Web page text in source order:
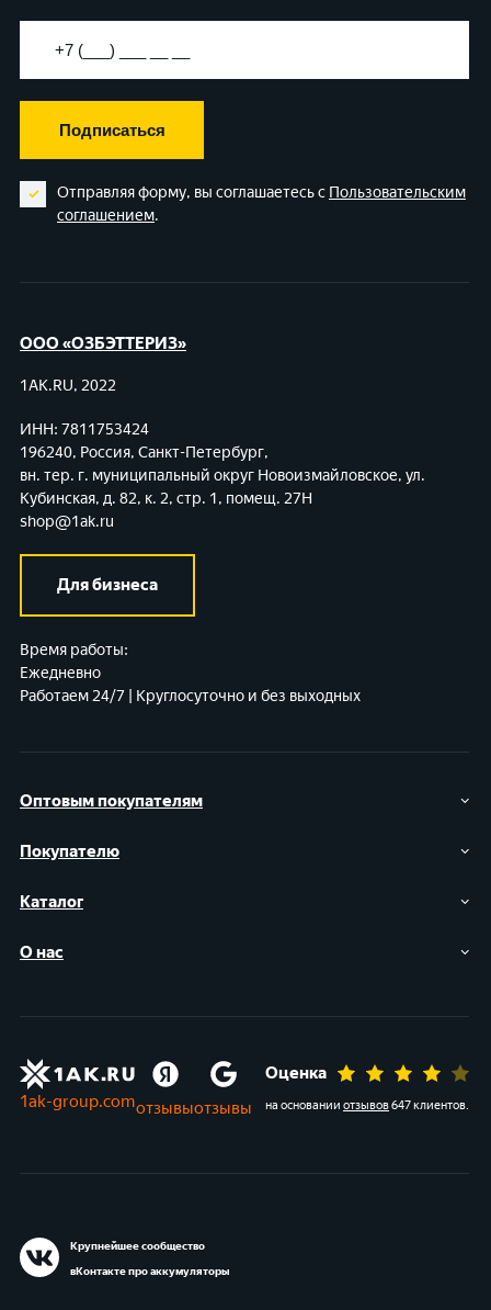
Подписаться
Отправляя форму, вы соглашаетесь с Пользовательским
соглашением.
Оптовым покупателям
Покупателю
Каталог
О нас
ООО «ОЗБЭТТЕРИЗ»
1AK.RU, 2022
ИНН: 7811753424
196240, Россия, Санкт-Петербург,
вн. тер. г. муниципальный округ Новоизмайловское, ул.
Кубинская, д. 82, к. 2, стр. 1, помещ. 27Н
shop@1ak.ru
Для бизнеса
Время работы:
Ежедневно
Работаем 24/7 | Круглосуточно и без выходных
1ak-group.comотзывыотзывы
Оценка
на основании отзывов647 клиентов.
Крупнейшее сообщество
вКонтакте про аккумуляторы